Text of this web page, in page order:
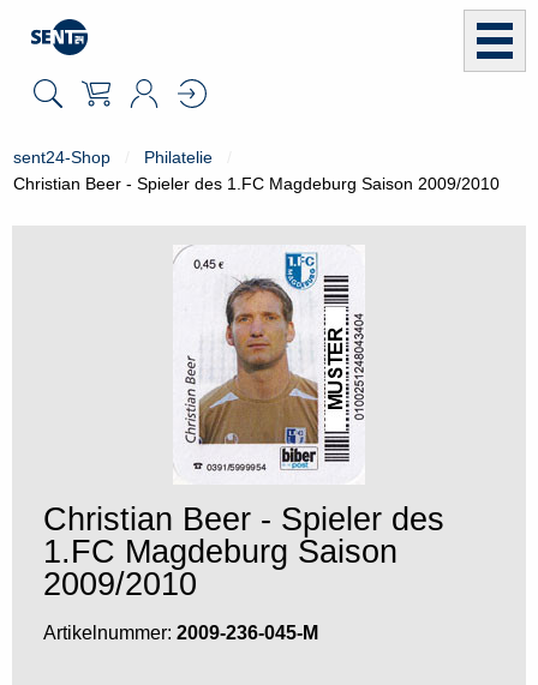
sent24-Shop
Philatelie
Christian Beer - Spieler des 1.FC Magdeburg Saison 2009/2010
Christian Beer - Spieler des
1.FC Magdeburg Saison
2009/2010
Artikelnummer: 2009-236-045-M